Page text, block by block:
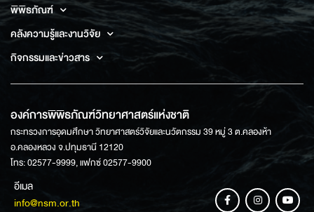
พิพิธภัณฑ์
คลังความรู้และงานวิจัย
กิจกรรมและข่าวสาร
องค์การพิพิธภัณฑ์วิทยาศาสตร์แห่งชาติ
กระทรวงการอุดมศึกษา วิทยาศาสตร์วิจัยและนวัตกรรม 39 หมู่ 3 ต.คลองห้า
อ.คลองหลวง จ.ปทุมธานี 12120
โทร: 02577-9999, แฟกซ์ 02577-9900
อีเมล
info@nsm.or.th